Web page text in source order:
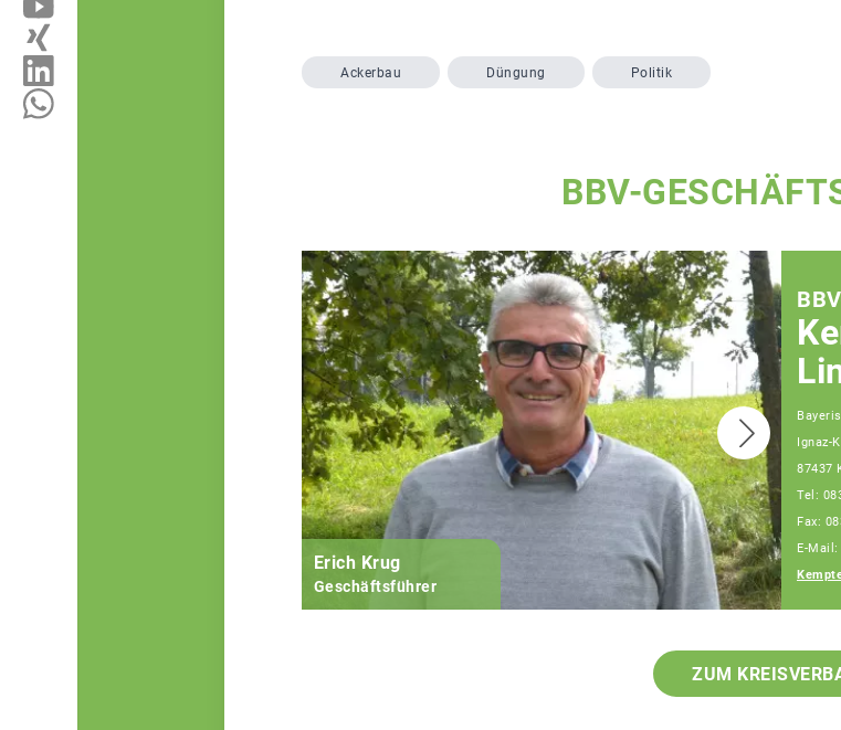
Ackerbau Düngung Politik
BBV-
Erich Krug
Geschäftsführer
Ignaz-
87437
Tel:
Fax:
E-Mail:
ZUM